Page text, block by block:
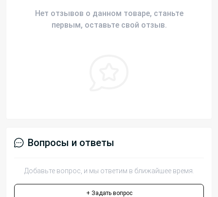
Нет отзывов о данном товаре, станьте
первым, оставьте свой отзыв.
Вопросы и ответы
Добавьте вопрос, и мы ответим в ближайшее время.
+ Задать вопрос